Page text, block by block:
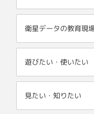
衛星データの教育現
遊びたい・使いたい
見たい・知りたい